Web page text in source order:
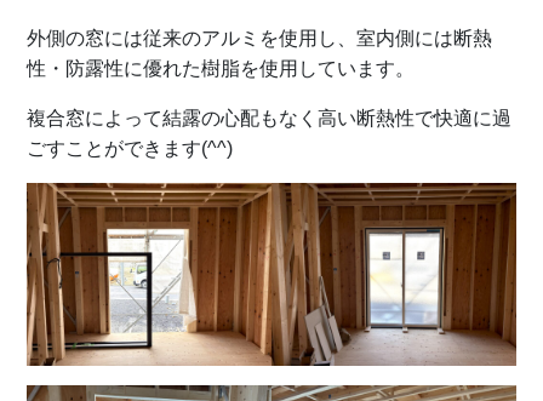
外側の窓には従来のアルミを使用し、室内側には断熱
性・防露性に優れた樹脂を使用しています。
複合窓によって結露の心配もなく高い断熱性で快適に過
ごすことができます(^^)